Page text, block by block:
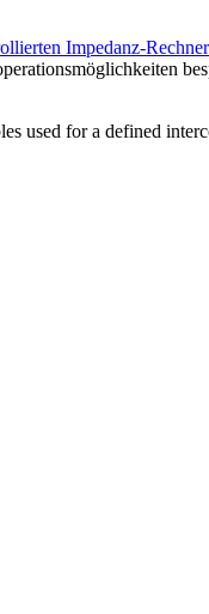
Impedanz-
used for a defined